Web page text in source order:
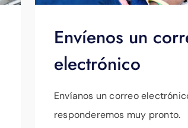
Envíenos un
electrónico
Envíanos un correo
responderemos muy pronto.